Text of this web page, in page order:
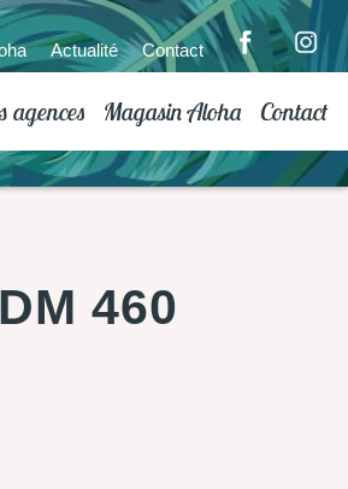
Actualité Contact
agences Magasin Aloha Contact
460